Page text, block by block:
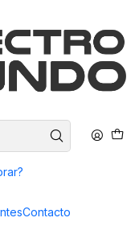
Contacto
SIN INTERES
ElectroMundo.